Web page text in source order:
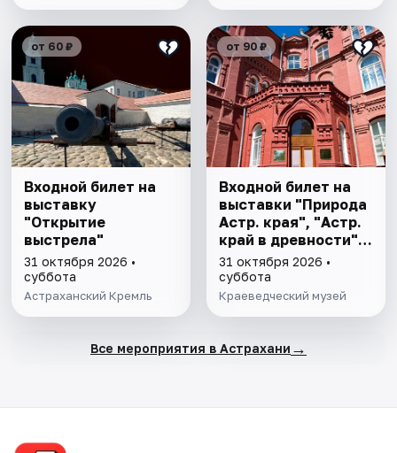
от 60 ₽
Входной билет на
выставку
"Открытие
выстрела"
31 октября 2026 •
суббота
Астраханский Кремль
от 90 ₽
Входной билет на
выставки "Природа
Астр. края", "Астр.
край в древности",
"Заселение Астр.
края"
31 октября 2026 •
суббота
Краеведческий музей
Все мероприятия в Астрахани →